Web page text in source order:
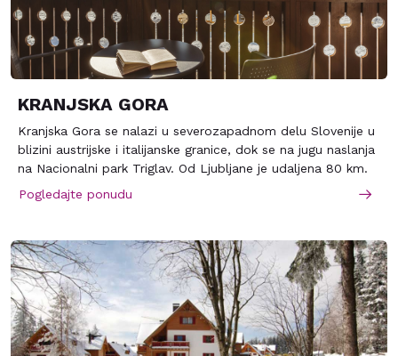
KRANJSKA GORA
Kranjska Gora se nalazi u severozapadnom delu Slovenije u
blizini austrijske i italijanske granice, dok se na jugu naslanja
na Nacionalni park Triglav. Od Ljubljane je udaljena 80 km.
Ski staze su na 810-1623 metara nadmorske visine sa 30 km
skijaških staza i 40 km staza za nordijsko skijanje.
planinskim obroncima privlače skijaše, alpiniste i bicikliste iz
cele Evrope. Staze su prilagođene kako neiskusnim, tako i
visoko iskusnim skijašima.
Pogledajte ponudu